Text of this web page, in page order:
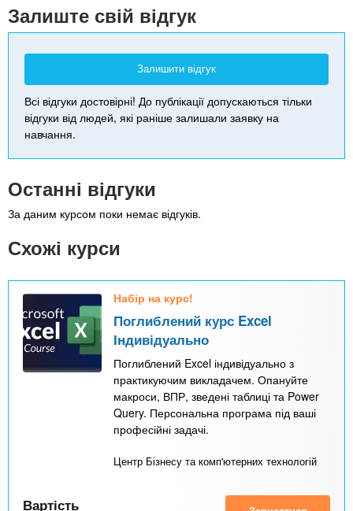
Залиште свій відгук
Залишити відгук
Всі відгуки достовірні! До публікації допускаються тільки
відгуки від людей, які раніше залишали заявку на
навчання.
Останні відгуки
За даним курсом поки немає відгуків.
Схожі курси
Набір на курс!
Поглиблений курс Excel
Індивідуально
Поглиблений Excel індивідуально з
практикуючим викладачем. Опануйте
макроси, ВПР, зведені таблиці та Power
Query. Персональна програма під ваші
професійні задачі.
Центр Бізнесу та комп'ютерних технологій
Вартість